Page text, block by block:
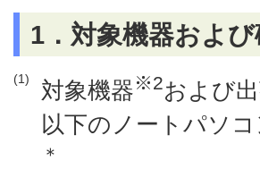
1．対象機器およ
(1) 対象機器※2および
以下のノートパソ
＊